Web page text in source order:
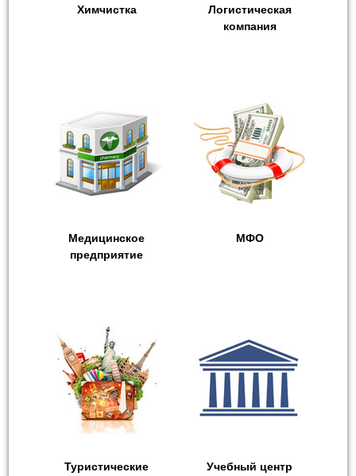
Химчистка
Логистическая
компания
Медицинское
предприятие
МФО
Туристические
Учебный центр